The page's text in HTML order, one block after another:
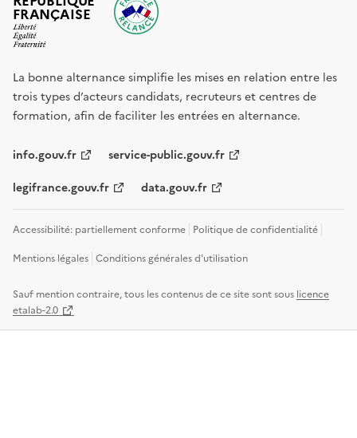
FRANÇAISE
La bonne alternance simplifie les mises en relation entre les
trois types d’acteurs candidats, recruteurs et centres de
formation, afin de faciliter les entrées en alternance.
info.gouv.fr service-public.gouv.fr
legifrance.gouv.fr data.gouv.fr
Accessibilité: partiellement conforme Politique de confidentialité
Mentions légales Conditions générales d'utilisation
Sauf mention contraire, tous les contenus de ce site sont sous licence
etalab-2.0